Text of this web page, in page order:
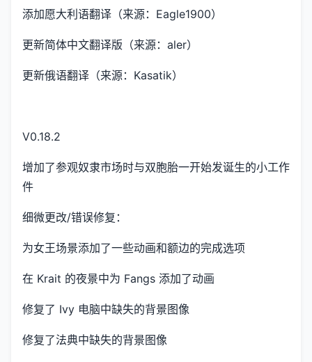
添加愿大利语翻译（来源：Eagle1900）
更新简体中文翻译版（来源：aler）
更新俄语翻译（来源：Kasatik）
V0.18.2
增加了参观奴隶市场时与双胞胎一开始发诞生的小工作
件
细微更改/错误修复：
为女王场景添加了一些动画和额边的完成选项
在 Krait 的夜景中为 Fangs 添加了动画
修复了 Ivy 电脑中缺失的背景图像
修复了法典中缺失的背景图像